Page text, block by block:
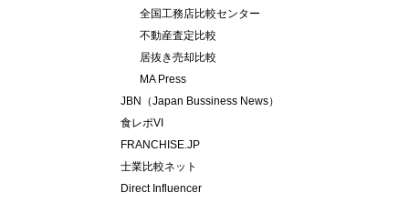
全国工務店比較センター
不動産査定比較
居抜き売却比較
MA Press
JBN（Japan Bussiness News）
食レポVI
FRANCHISE.JP
士業比較ネット
Direct Influencer